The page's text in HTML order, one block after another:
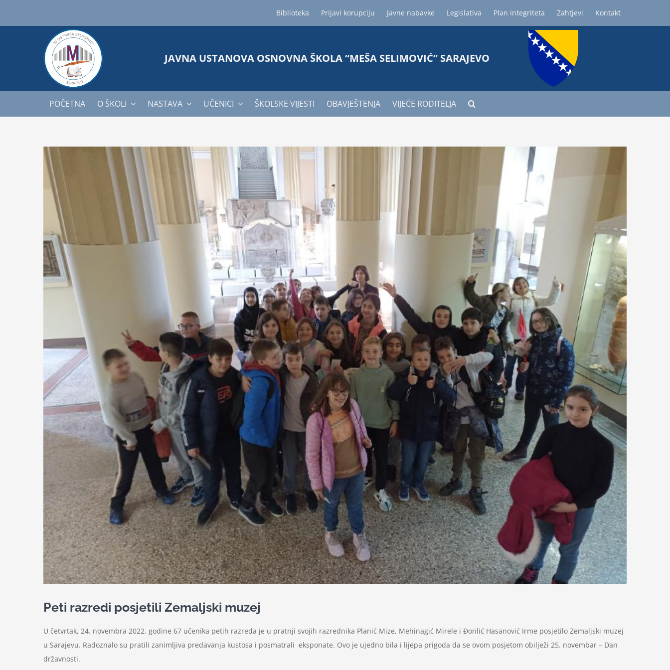
Biblioteka Prijavi korupciju Javne nabavke Legislativa Plan integriteta Zahtjevi Kontakt
JAVNA USTANOVA OSNOVNA ŠKOLA “MEŠA SELIMOVIĆ” SARAJEVO
POČETNA O ŠKOLI NASTAVA UČENICI ŠKOLSKE VIJESTI OBAVJEŠTENJA VIJEĆE RODITELJA
View
Larger
Image
Peti razredi posjetili Zemaljski muzej
U četvrtak, 24. novembra 2022. godine 67 učenika petih razreda je u pratnji svojih razrednika Planić Mize, Mehinagić Mirele i Đonlić Hasanović Irme posjetilo Zemaljski muzej
u Sarajevu. Radoznalo su pratili zanimljiva predavanja kustosa i posmatrali eksponate. Ovo je ujedno bila i lijepa prigoda da se ovom posjetom obilježi 25. novembar – Dan
državnosti.